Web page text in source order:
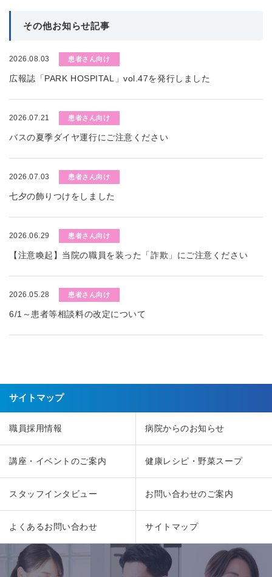
その他お知らせ記事
2026.08.03 患者さん向け
広報誌「PARK HOSPITAL」vol.47を発行しました
2026.07.21 患者さん向け
バスの夏季ダイヤ運行にご注意ください
2026.07.03 患者さん向け
七夕の飾りつけをしました
2026.06.29 患者さん向け
【注意喚起】当院の職員を装った「詐欺」にご注意ください
2026.05.28 患者さん向け
6/1～患者等相談料の改定について
サイトマップ
職員採用情報 病院からのお知らせ
講座・イベントのご案内 健康レシピ・野菜スープ
スタッフインタビュー お問い合わせのご案内
よくあるお問い合わせ サイトマップ